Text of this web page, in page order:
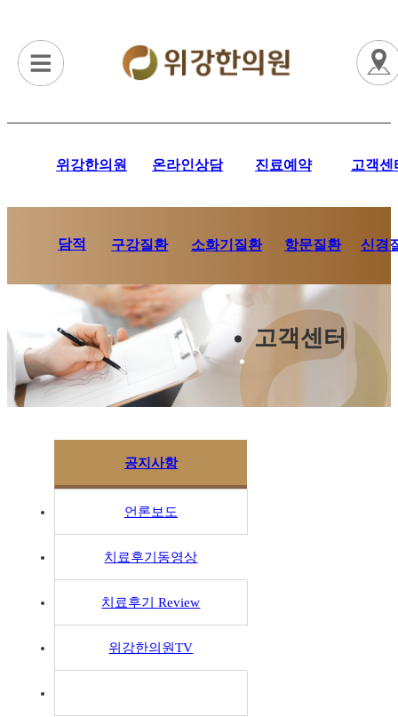
위강한의원 온라인상담 진료예약 고객센
담적 구강질환 소화기질환 항문질환 신경
고객센터
공지사항
언론보도
치료후기동영상
치료후기 Review
위강한의원TV